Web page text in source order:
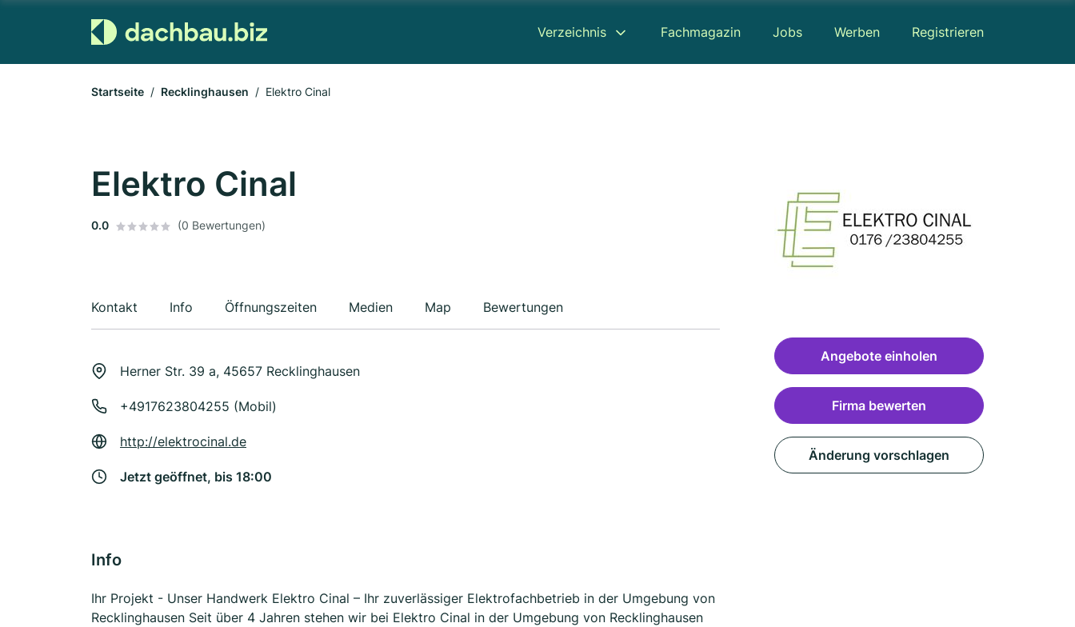
Verzeichnis Fachmagazin Jobs Werben Registrieren
Startseite Recklinghausen Elektro Cinal
Elektro Cinal
0.0 (0 Bewertungen)
Kontakt Info Öffnungszeiten Medien Map Bewertungen
Herner Str. 39 a, 45657 Recklinghausen
+4917623804255 (Mobil)
http://elektrocinal.de
Jetzt geöffnet, bis 18:00
Info
Ihr Projekt - Unser Handwerk Elektro Cinal – Ihr zuverlässiger Elektrofachbetrieb in der Umgebung von
Recklinghausen Seit über 4 Jahren stehen wir bei Elektro Cinal in der Umgebung von Recklinghausen
Angebote einholen
Firma bewerten
Änderung vorschlagen